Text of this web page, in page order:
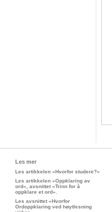
Les mer
Les artikkelen «Hvorfor studere?»
Les artikkelen «Oppklaring av
ord», avsnittet «Trinn for å
oppklare et ord».
Les avsnittet «Hvorfor
Ordoppklaring ved høytlesning